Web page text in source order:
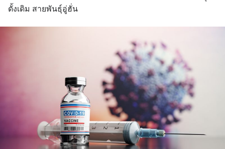
ดั้งเดิม สายพันธุ์อู่ฮั่น